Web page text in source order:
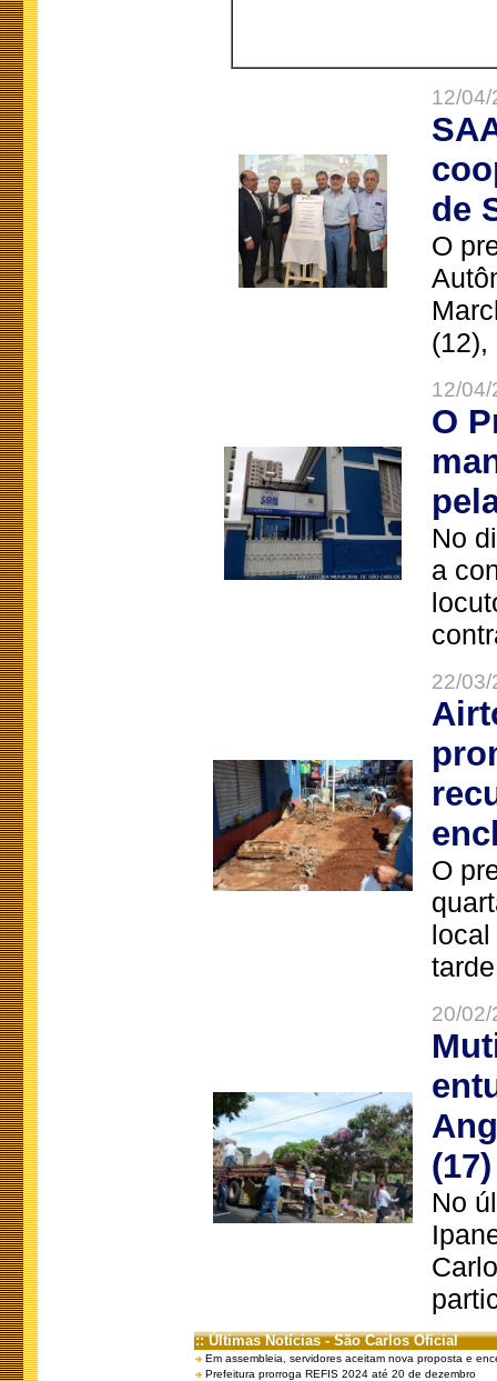
12/
de
O
(12),
12/
O
No
a
22/
O
20/
(17)
No
:: Últimas Notícias - São Carlos Oficial
Em assembleia, servidores aceitam nova proposta e
Prefeitura prorroga REFIS 2024 até 20 de dezembro